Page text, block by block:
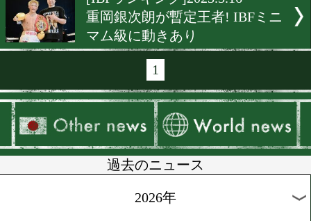
[OPBFランキング]2023.6.16
OPBFライト級に動きあり!
[IBFランキング]2023.6.15
IBF10位に力石政法!
[日本ランキング]2023.5.31
最新日本ランキングをチェ
動きあり。